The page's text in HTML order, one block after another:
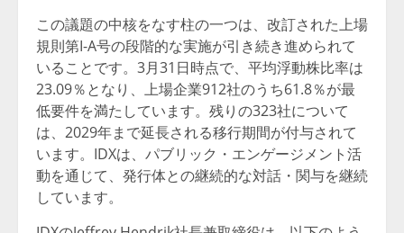
この議題の中核をなす柱の一つは、改訂された上場
規則第I-A号の段階的な実施が引き続き進められて
いることです。3月31日時点で、平均浮動株比率は
23.09％となり、上場企業912社のうち61.8％が最
低要件を満たしています。残りの323社について
は、2029年まで延長される移行期間が付与されて
います。IDXは、パブリック・エンゲージメント活
動を通じて、発行体との継続的な対話・関与を継続
しています。